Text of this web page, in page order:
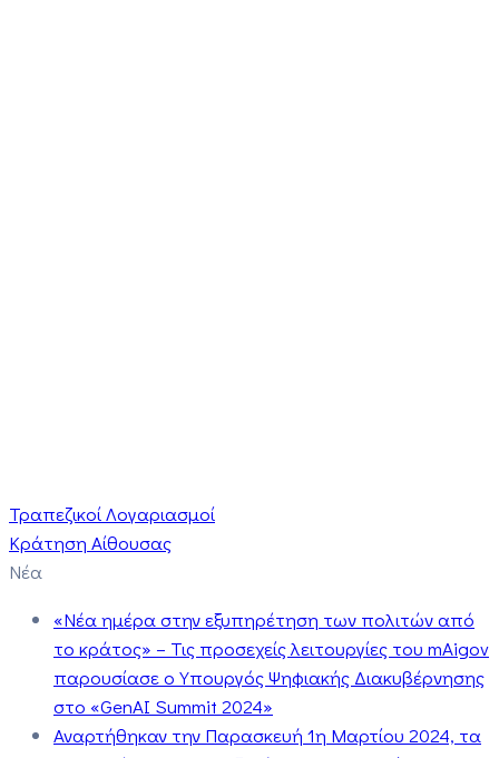
Τραπεζικοί Λογαριασμοί
Κράτηση Αίθουσας
Νέα
«Νέα ημέρα στην εξυπηρέτηση των πολιτών από
το κράτος» – Τις προσεχείς λειτουργίες του mAigov
παρουσίασε ο Υπουργός Ψηφιακής Διακυβέρνησης
στο «GenAI Summit 2024»
Αναρτήθηκαν την Παρασκευή 1η Μαρτίου 2024, τα